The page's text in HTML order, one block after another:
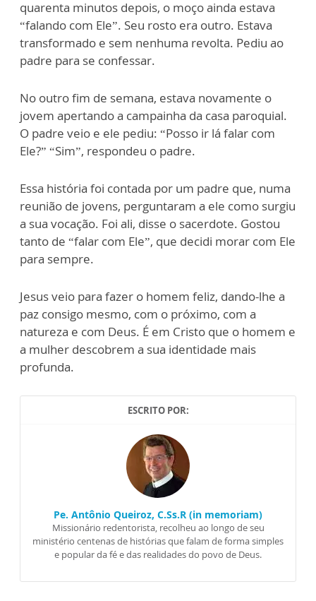
quarenta minutos depois, o moço ainda estava
“falando com Ele”. Seu rosto era outro. Estava
transformado e sem nenhuma revolta. Pediu ao
padre para se confessar.
No outro fim de semana, estava novamente o
jovem apertando a campainha da casa paroquial.
O padre veio e ele pediu: “Posso ir lá falar com
Ele?” “Sim”, respondeu o padre.
Essa história foi contada por um padre que, numa
reunião de jovens, perguntaram a ele como surgiu
a sua vocação. Foi ali, disse o sacerdote. Gostou
tanto de “falar com Ele”, que decidi morar com Ele
para sempre.
Jesus veio para fazer o homem feliz, dando-lhe a
paz consigo mesmo, com o próximo, com a
natureza e com Deus. É em Cristo que o homem e
a mulher descobrem a sua identidade mais
profunda.
ESCRITO POR:
Pe. Antônio Queiroz, C.Ss.R (in memoriam)
Missionário redentorista, recolheu ao longo de seu
ministério centenas de histórias que falam de forma simples
e popular da fé e das realidades do povo de Deus.